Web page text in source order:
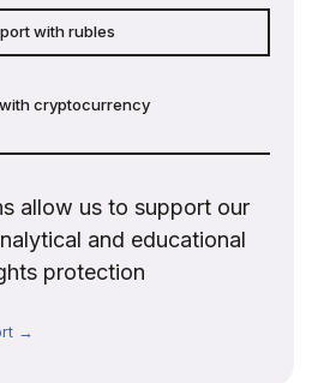
with rubles
cryptocurrency
allow us to support our
and educational
protection
→